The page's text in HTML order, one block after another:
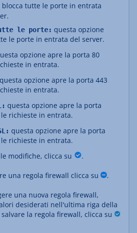
blocca tutte le porte in entrata
le porte: questa opzione
le porte in entrata del server.
opzione apre la porta 80
in entrata.
questa opzione apre la porta 443
in entrata.
questa opzione apre la porta
richieste in entrata.
questa opzione apre la porta
richieste in entrata.
modifiche, clicca su
.
una regola firewall clicca su .
una nuova regola firewall,
desiderati nell'ultima riga della
la regola firewall, clicca su